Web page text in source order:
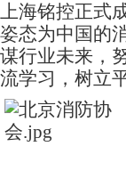
上海铭控正式
姿态为中国的
谋行业未来，
流学习，树立